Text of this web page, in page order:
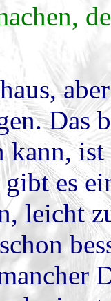
Das
kann,
es
leicht